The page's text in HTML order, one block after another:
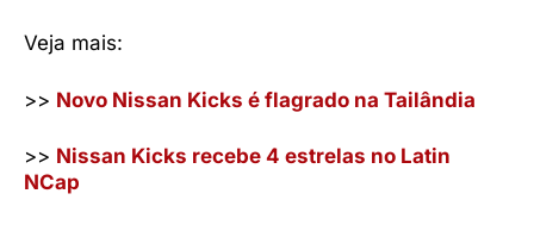
Veja mais:
>> Novo Nissan Kicks é flagrado na Tailândia
>> Nissan Kicks recebe 4 estrelas no Latin
NCap